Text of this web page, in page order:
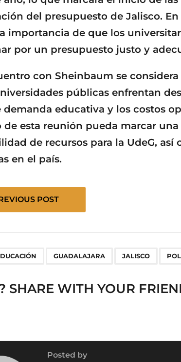
del presupuesto de Jalisco.
importancia de que los
por un presupuesto justo y
con Sheinbaum se
públicas enfrentan
educativa y los costos
de esta reunión pueda marcar
de recursos para la UdeG, así
en el país.
POST
GUADALAJARA JALISCO
SHARE WITH YOUR
Posted by